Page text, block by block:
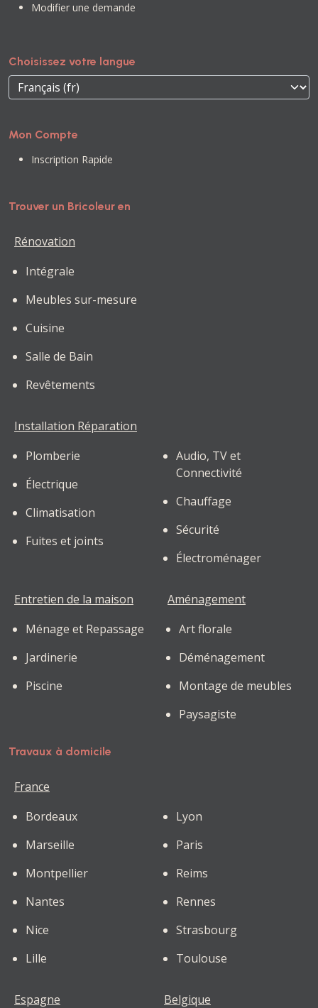
Modifier une demande
Choisissez votre langue
Mon Compte
Inscription Rapide
Trouver un Bricoleur en
Rénovation
Intégrale
Meubles sur-mesure
Cuisine
Salle de Bain
Revêtements
Installation Réparation
Plomberie
Électrique
Climatisation
Fuites et joints
Audio, TV et
Connectivité
Chauffage
Sécurité
Électroménager
Entretien de la maison
Ménage et Repassage
Jardinerie
Piscine
Aménagement
Art florale
Déménagement
Montage de meubles
Paysagiste
Travaux à domicile
France
Bordeaux
Marseille
Montpellier
Nantes
Nice
Lille
Lyon
Paris
Reims
Rennes
Strasbourg
Toulouse
Espagne
Belgique